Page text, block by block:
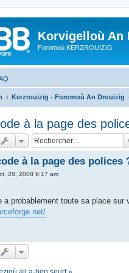
Korvigelloù An
Foromoù KERZROUIZIG
Kerzrouizig - Foromoù An Drouizig
à la page des
à la page des polices
28, 2008 9:17 am
a probablement toute sa place sur